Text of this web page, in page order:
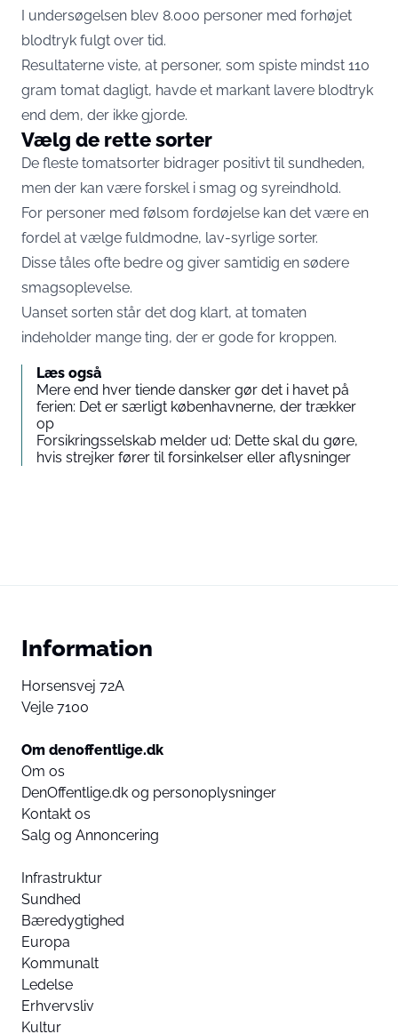
I undersøgelsen blev 8.000 personer med forhøjet
blodtryk fulgt over tid.
Resultaterne viste, at personer, som spiste mindst 110
gram tomat dagligt, havde et markant lavere blodtryk
end dem, der ikke gjorde.
Vælg de rette sorter
De fleste tomatsorter bidrager positivt til sundheden,
men der kan være forskel i smag og syreindhold.
For personer med følsom fordøjelse kan det være en
fordel at vælge fuldmodne, lav-syrlige sorter.
Disse tåles ofte bedre og giver samtidig en sødere
smagsoplevelse.
Uanset sorten står det dog klart, at tomaten
indeholder mange ting, der er gode for kroppen.
Læs også
Mere end hver tiende dansker gør det i havet på
ferien: Det er særligt københavnerne, der trækker
op
Forsikringsselskab melder ud: Dette skal du gøre,
hvis strejker fører til forsinkelser eller aflysninger
Information
Horsensvej 72A
Vejle 7100
Om denoffentlige.dk
Om os
DenOffentlige.dk og personoplysninger
Kontakt os
Salg og Annoncering
Infrastruktur
Sundhed
Bæredygtighed
Europa
Kommunalt
Ledelse
Erhvervsliv
Kultur